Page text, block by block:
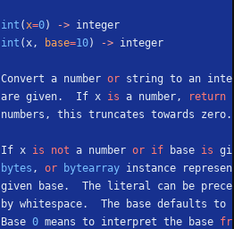
int ( x=0) -> integer
int (x, base=10) -> integer
Convert a number or string to an
are given.  If x is a number, return
numbers, this truncates towards zero.
If x is not a number or if base is
bytes , or bytearray instance
given base.  The literal can be
by whitespace.  The base defaults to
Base 0 means to interpret the base